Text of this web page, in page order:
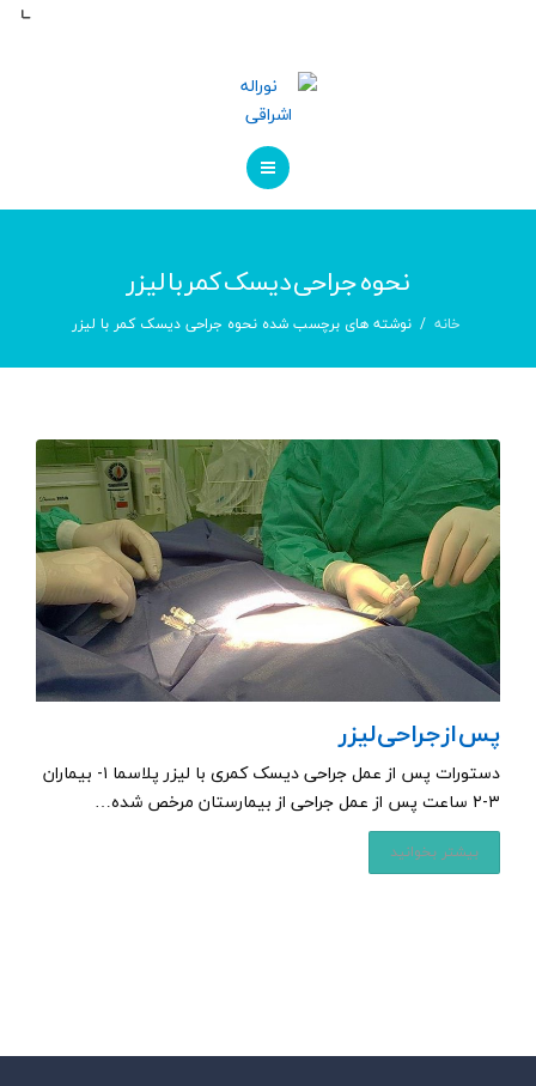
تماس با ما
درباره ما
تماس با ما
نحوه جراحی دیسک کمر با لیزر
خانه نوشته های برچسب شده نحوه جراحی دیسک کمر با لیزر
پس از جراحی لیزر
دستورات پس از عمل جراحی دیسک کمری با لیزر پلاسما ۱- بیماران
۳-۲ ساعت پس از عمل جراحی از بیمارستان مرخص شده…
بیشتر بخوانید